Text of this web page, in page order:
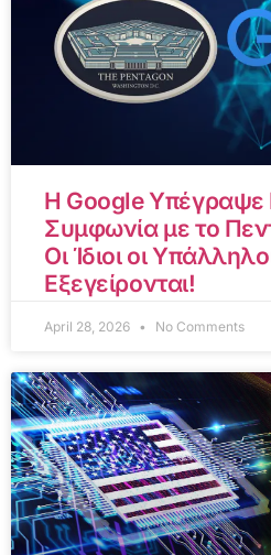
Η Google
Συμφωνία με το
Οι Ίδιοι οι
Εξεγείρονται!
April 28, 2026 No Comments